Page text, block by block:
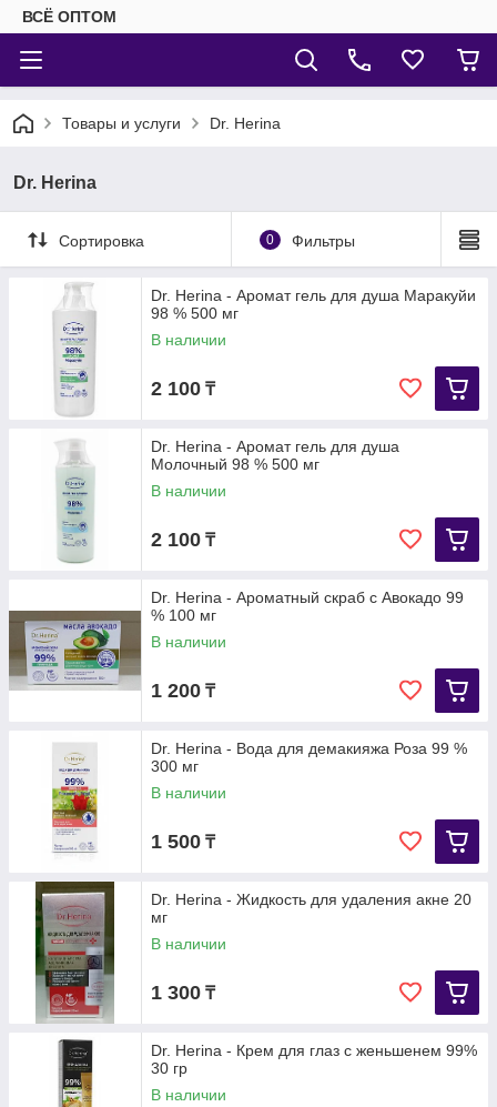
ВСЁ ОПТОМ
Товары и услуги Dr. Herina
Dr. Herina
Сортировка 0 Фильтры
Dr. Herina - Аромат гель для душа Маракуйи
98 % 500 мг
В наличии
2 100 ₸
Dr. Herina - Аромат гель для душа
Молочный 98 % 500 мг
В наличии
2 100 ₸
Dr. Herina - Ароматный скраб с Авокадо 99
% 100 мг
В наличии
1 200 ₸
Dr. Herina - Вода для демакияжа Роза 99 %
300 мг
В наличии
1 500 ₸
Dr. Herina - Жидкость для удаления акне 20
мг
В наличии
1 300 ₸
Dr. Herina - Крем для глаз с женьшенем 99%
30 гр
В наличии